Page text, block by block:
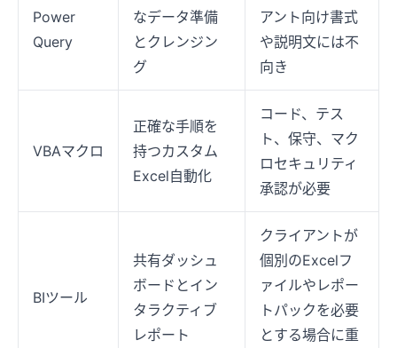
Power
Query
なデータ準備
とクレンジン
グ
アント向け書式
や説明文には不
向き
VBAマクロ
正確な手順を
持つカスタム
Excel自動化
コード、テス
ト、保守、マク
ロセキュリティ
承認が必要
BIツール
共有ダッシュ
ボードとイン
タラクティブ
レポート
クライアントが
個別のExcelフ
ァイルやレポー
トパックを必要
とする場合に重